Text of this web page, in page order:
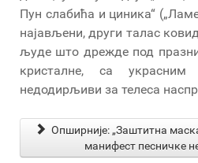
Пун слабића и циника“
најављени, други талас
људе што дрежде под
кристалне, са
недодирљиви за телеса
Опширније: „Заштитна
манифест песничке